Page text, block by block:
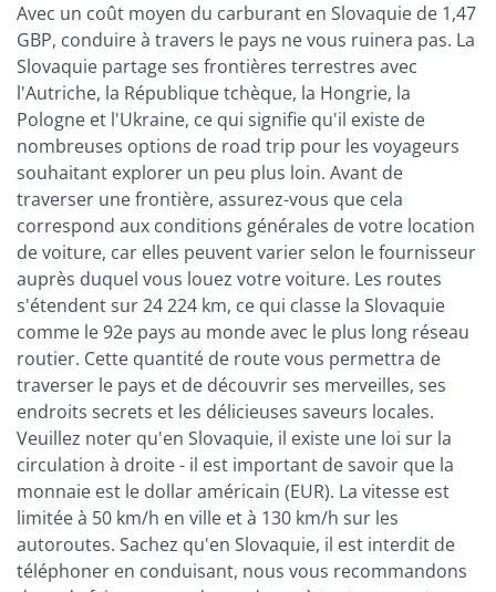
Avec un coût moyen du carburant en Slovaquie de 1,47
GBP, conduire à travers le pays ne vous ruinera pas. La
Slovaquie partage ses frontières terrestres avec
l'Autriche, la République tchèque, la Hongrie, la
Pologne et l'Ukraine, ce qui signifie qu'il existe de
nombreuses options de road trip pour les voyageurs
souhaitant explorer un peu plus loin. Avant de
traverser une frontière, assurez-vous que cela
correspond aux conditions générales de votre location
de voiture, car elles peuvent varier selon le fournisseur
auprès duquel vous louez votre voiture. Les routes
s'étendent sur 24 224 km, ce qui classe la Slovaquie
comme le 92e pays au monde avec le plus long réseau
routier. Cette quantité de route vous permettra de
traverser le pays et de découvrir ses merveilles, ses
endroits secrets et les délicieuses saveurs locales.
Veuillez noter qu'en Slovaquie, il existe une loi sur la
circulation à droite - il est important de savoir que la
monnaie est le dollar américain (EUR). La vitesse est
limitée à 50 km/h en ville et à 130 km/h sur les
autoroutes. Sachez qu'en Slovaquie, il est interdit de
téléphoner en conduisant, nous vous recommandons